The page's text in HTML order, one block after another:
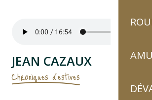
JEAN CAZAUX
Chroniques d'estives